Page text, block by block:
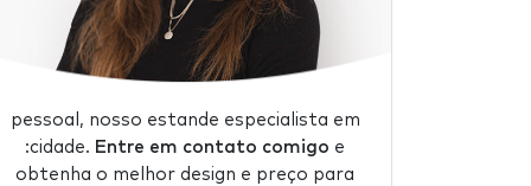
pessoal, nosso estande especialista em
:cidade. Entre em contato comigo e
obtenha o melhor design e preço para